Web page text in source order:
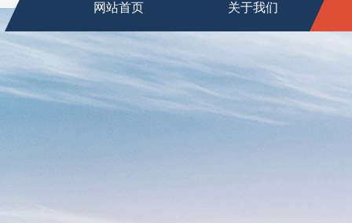
网站首页 关于我们